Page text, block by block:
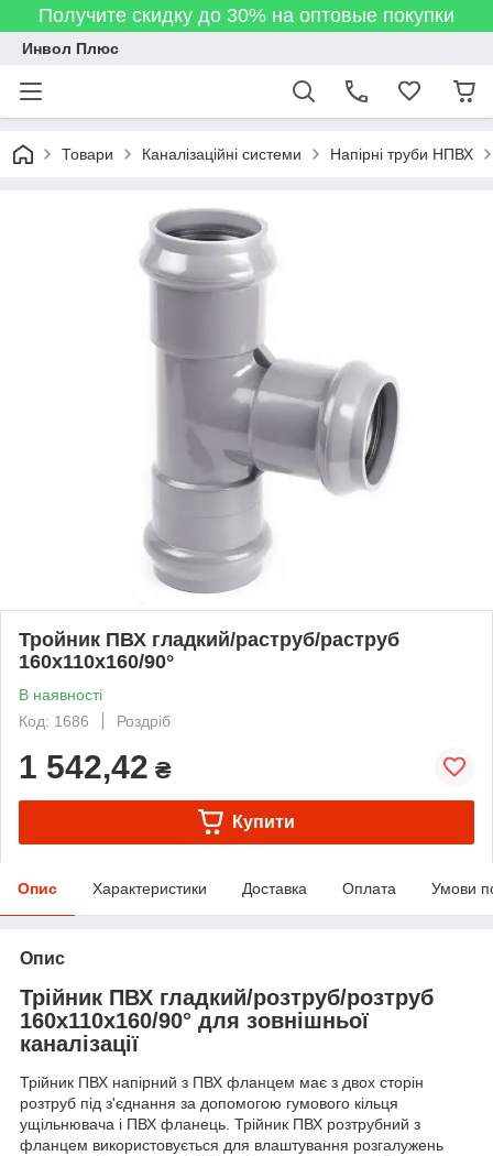
Получите скидку до 30% на оптовые покупки
Инвол Плюс
Товари Каналізаційні системи Напірні труби НПВХ
Тройник ПВХ гладкий/раструб/раструб
160х110х160/90°
В наявності
Код: 1686
Роздріб
1 542,42 ₴
Купити
Опис Характеристики Доставка Оплата Умови
Опис
Трійник ПВХ гладкий/розтруб/розтруб
160х110х160/90° для зовнішньої
каналізації
Трійник ПВХ напірний з ПВХ фланцем має з двох сторін
розтруб під з'єднання за допомогою гумового кільця
ущільнювача і ПВХ фланець. Трійник ПВХ розтрубний з
фланцем використовується для влаштування розгалужень